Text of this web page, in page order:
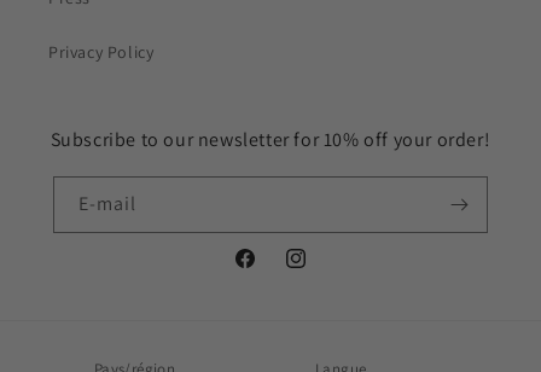
Privacy Policy
Subscribe to our newsletter for 10% off your order!
E-mail
FacebookInstagram